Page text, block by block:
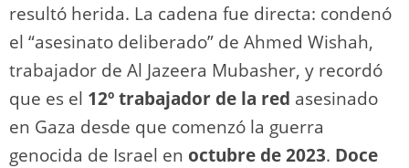
resultó herida. La cadena fue directa: condenó
el “asesinato deliberado” de Ahmed Wishah,
trabajador de Al Jazeera Mubasher, y recordó
que es el 12º trabajador de la red asesinado
en Gaza desde que comenzó la guerra
genocida de Israel en octubre de 2023. Doce